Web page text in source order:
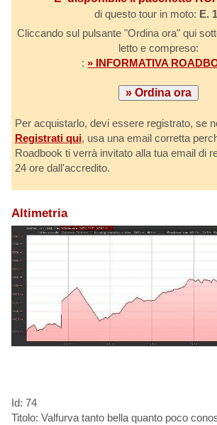
di questo tour in moto: E.
Cliccando sul pulsante "Ordina ora" qui
letto e compreso:
:» INFORMATIVA
Per acquistarlo, devi essere registrato, se
Registrati qui, usa una email corretta
Roadbook ti verrà invitato alla tua email di
24 ore dall'accredito.
Altimetria
Id: 74
Titolo: Valfurva tanto bella quanto poco